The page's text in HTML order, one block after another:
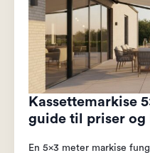
Kassettemarkise
guide til priser og
En 5x3 meter markise